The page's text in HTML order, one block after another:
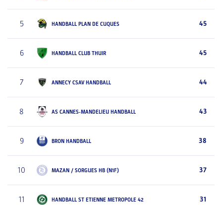
5 HANDBALL PLAN DE CUQUES 45
6 HANDBALL CLUB THUIR 45
7 ANNECY CSAV HANDBALL 44
8 AS CANNES-MANDELIEU HANDBALL 43
9 BRON HANDBALL 38
10 MAZAN / SORGUES HB (N1F) 37
11 HANDBALL ST ETIENNE METROPOLE 42 31